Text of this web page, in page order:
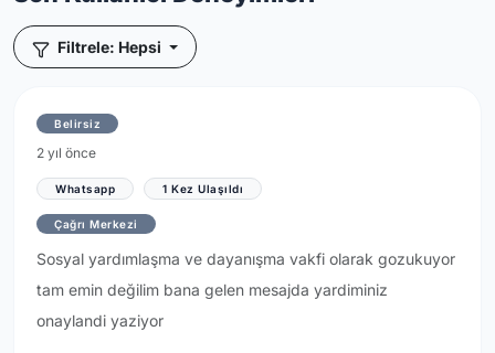
Filtrele: Hepsi
Belirsiz
2 yıl önce
Whatsapp 1 Kez Ulaşıldı
Çağrı Merkezi
Sosyal yardımlaşma ve dayanışma vakfi olarak gozukuyor
tam emin değilim bana gelen mesajda yardiminiz
onaylandi yaziyor